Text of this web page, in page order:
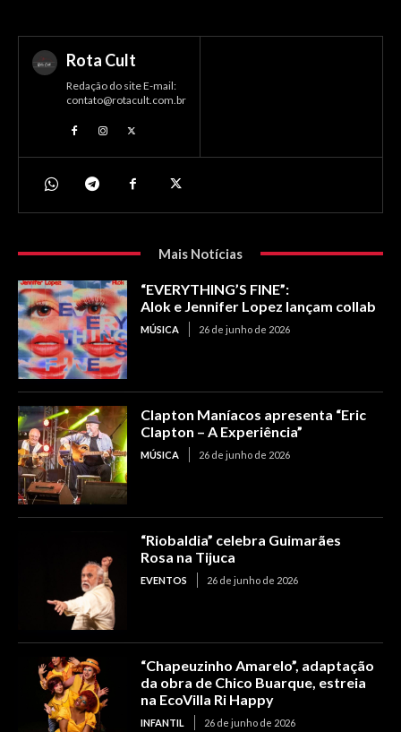
Rota Cult
Redação do site E-mail:
contato@rotacult.com.br
Mais Notícias
“EVERYTHING’S FINE”:
Alok e Jennifer Lopez lançam collab
MÚSICA 26 de junho de 2026
Clapton Maníacos apresenta “Eric
Clapton – A Experiência”
MÚSICA 26 de junho de 2026
“Riobaldia” celebra Guimarães
Rosa na Tijuca
EVENTOS 26 de junho de 2026
“Chapeuzinho Amarelo”, adaptação
da obra de Chico Buarque, estreia
na EcoVilla Ri Happy
INFANTIL 26 de junho de 2026